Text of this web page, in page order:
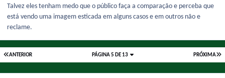
Talvez eles tenham medo que o público faça a comparação e perceba que
está vendo uma imagem esticada em alguns casos e em outros não e
reclame.
ANTERIOR PRÓXIMA
PÁGINA 5 DE 13